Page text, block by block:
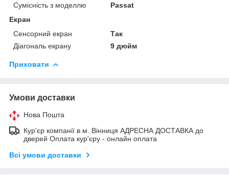
Сумісність з моделлю
Passat
Екран
Сенсорний екран
Так
Діагональ екрану
9 дюйм
Приховати
Умови доставки
Нова Пошта
Кур'єр компанії в м. Вінниця АДРЕСНА ДОСТАВКА до
дверей Оплата кур'єру - онлайн оплата
Всі умови доставки